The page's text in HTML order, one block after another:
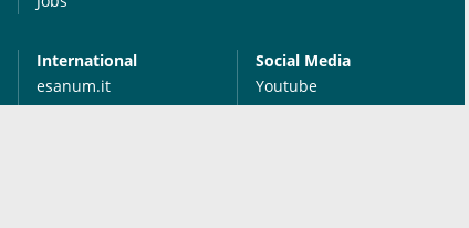
International
esanum.it
Social Media
Youtube